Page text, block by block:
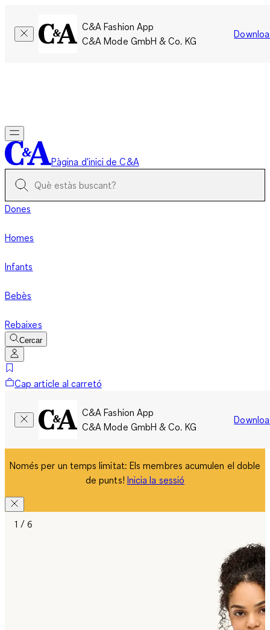
C&A Fashion App
C&A Mode GmbH & Co. KG
Pàgina d'inici de C&A
Dones
Homes
Infants
Bebès
Rebaixes
Cercar
Cap article al carretó
C&A Fashion App
C&A Mode GmbH & Co. KG
Només per un temps limitat: Els membres acumulen el doble
de punts! Inicia la sessió
1 / 6